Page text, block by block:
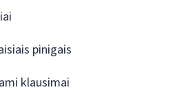
pinigais
klausimai